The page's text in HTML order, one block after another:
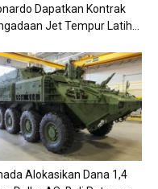
Dapatkan Kontrak
Jet Tempur Latih...
Alokasikan Dana 1,4